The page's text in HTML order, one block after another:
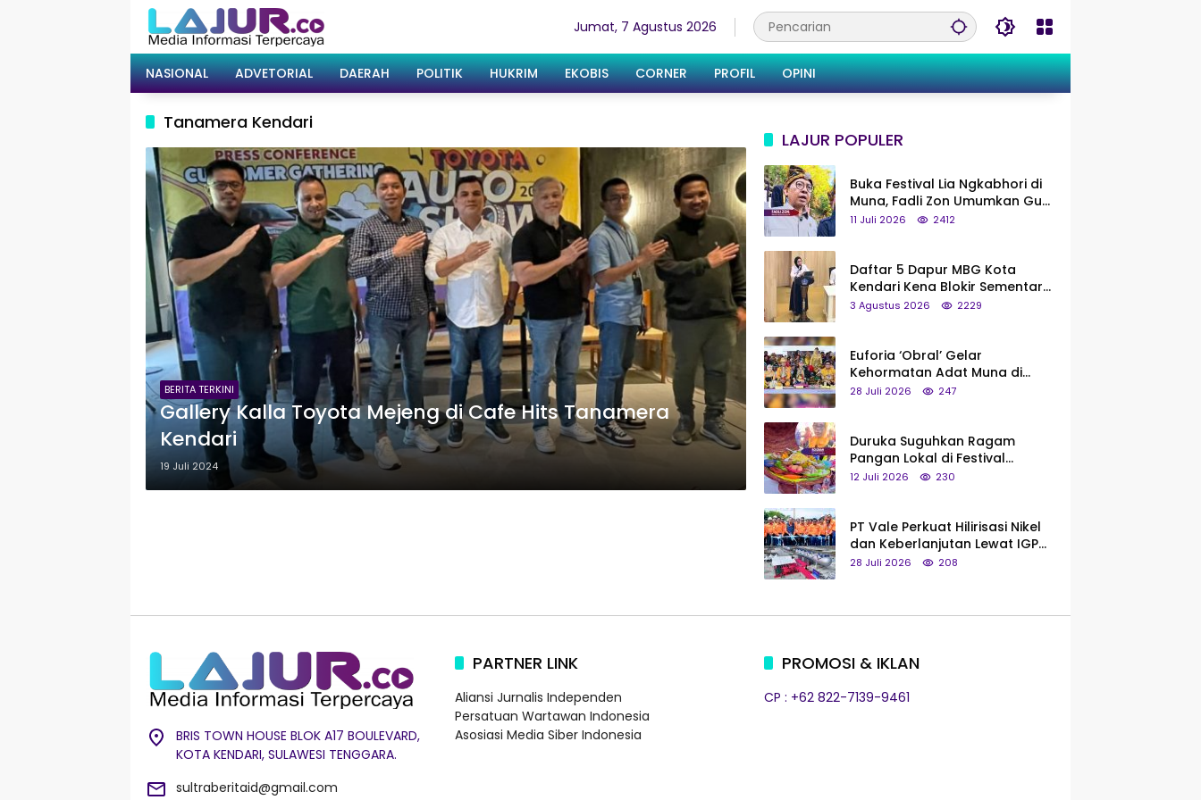
Jumat, 7 Agustus 2026
NASIONAL ADVETORIAL DAERAH POLITIK HUKRIM EKOBIS CORNER PROFIL OPINI
Tanamera Kendari
BERITA TERKINI
Gallery Kalla Toyota Mejeng di Cafe Hits Tanamera
Kendari
19 Juli 2024
LAJUR POPULER
Buka Festival Lia Ngkabhori di
Muna, Fadli Zon Umumkan Gua
Metanduno Segera Naik Status
11 Juli 2026 2412
Daftar 5 Dapur MBG Kota
Kendari Kena Blokir Sementara
dari Pusat
3 Agustus 2026 2229
Euforia ‘Obral’ Gelar
Kehormatan Adat Muna di
Silaturahmi KKMM, Ridwan Bae:
28 Juli 2026 247
Duruka Suguhkan Ragam
Pangan Lokal di Festival
Liangkobhori, Dari Umbi Rebus
12 Juli 2026 230
PT Vale Perkuat Hilirisasi Nikel
dan Keberlanjutan Lewat IGP
Morowali
28 Juli 2026 208
BRIS TOWN HOUSE BLOK A17 BOULEVARD,
KOTA KENDARI, SULAWESI TENGGARA.
sultraberitaid@gmail.com
PARTNER LINK
Aliansi Jurnalis Independen
Persatuan Wartawan Indonesia
Asosiasi Media Siber Indonesia
PROMOSI & IKLAN
CP : +62 822-7139-9461